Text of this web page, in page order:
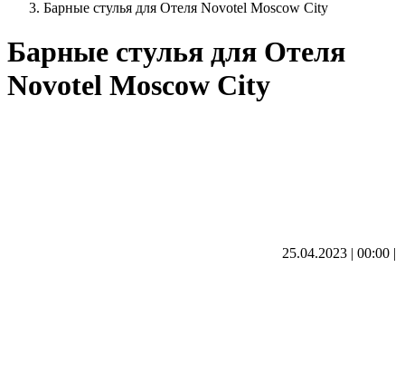
Барные стулья для Отеля Novotel Moscow City
Барные стулья для Отеля
Novotel Moscow City
25.04.2023 | 00:00 |